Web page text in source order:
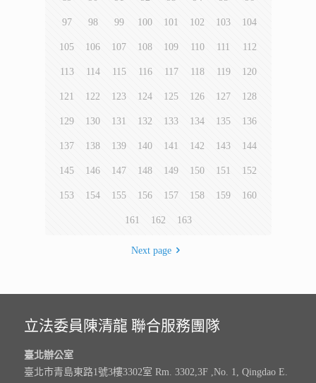
97 98 99 100 101 102 103 104
105 106 107 108 109 110 111 112
113 114 115 116 117 118 119 120
121 122 123 124 125 126 127 128
129 130 131 132 133 134 135 136
137 138 139 140 141 142 143 144
145 146 147 148 149 150 151 152
153 154 155 156 157 158 159 160
161 162 163
Next page
立法委員陳清龍 聯合服務團隊
臺北辦公室
臺北市青島東路1號3樓3302室 Rm. 3302,3F ,No. 1, Qingdao E.